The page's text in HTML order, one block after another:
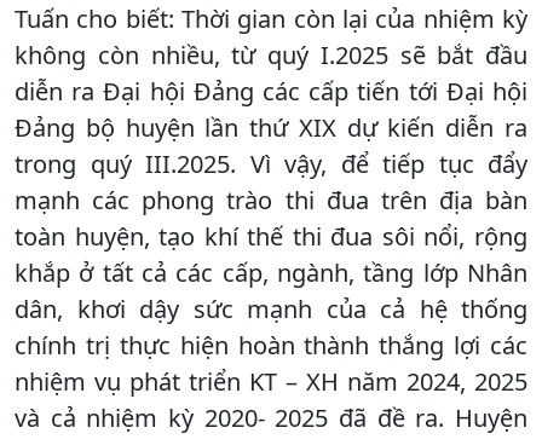
Tuấn cho biết: Thời gian còn lại của nhiệm kỳ
không còn nhiều, từ quý I.2025 sẽ bắt đầu
diễn ra Đại hội Đảng các cấp tiến tới Đại hội
Đảng bộ huyện lần thứ XIX dự kiến diễn ra
trong quý III.2025. Vì vậy, để tiếp tục đẩy
mạnh các phong trào thi đua trên địa bàn
toàn huyện, tạo khí thế thi đua sôi nổi, rộng
khắp ở tất cả các cấp, ngành, tầng lớp Nhân
dân, khơi dậy sức mạnh của cả hệ thống
chính trị thực hiện hoàn thành thắng lợi các
nhiệm vụ phát triển KT – XH năm 2024, 2025
và cả nhiệm kỳ 2020- 2025 đã đề ra. Huyện